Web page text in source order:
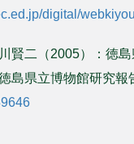
digital/
賢二（2005）：徳
島県立博物館研究報